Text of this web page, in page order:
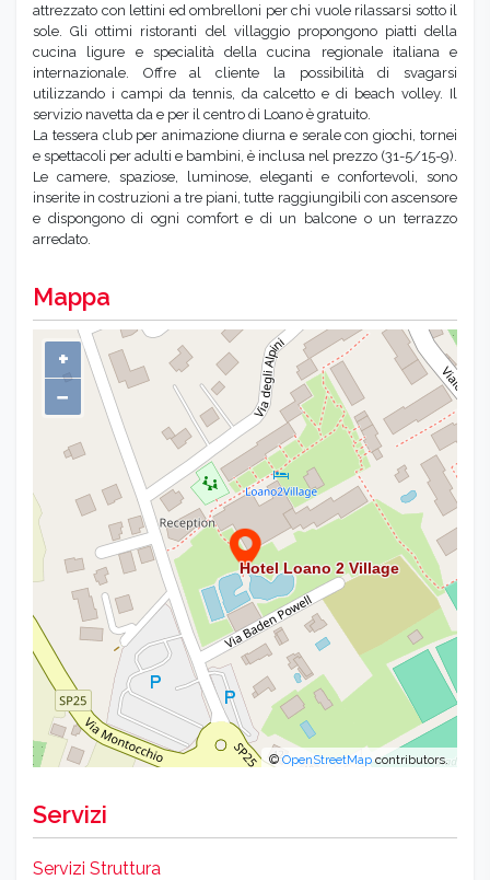
attrezzato con lettini ed ombrelloni per chi vuole rilassarsi sotto il
sole. Gli ottimi ristoranti del villaggio propongono piatti della
cucina ligure e specialità della cucina regionale italiana e
internazionale. Offre al cliente la possibilità di svagarsi
utilizzando i campi da tennis, da calcetto e di beach volley. Il
servizio navetta da e per il centro di Loano è gratuito.
La tessera club per animazione diurna e serale con giochi, tornei
e spettacoli per adulti e bambini, è inclusa nel prezzo (31-5/15-9).
Le camere, spaziose, luminose, eleganti e confortevoli, sono
inserite in costruzioni a tre piani, tutte raggiungibili con ascensore
e dispongono di ogni comfort e di un balcone o un terrazzo
arredato.
Mappa
+
−
©OpenStreetMapcontributors.
Servizi
Servizi Struttura